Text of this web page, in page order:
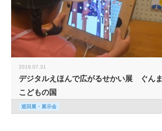
2019.07.31
デジタルえほんで広がるせかい展 ぐんま
こどもの国
巡回展・展示会